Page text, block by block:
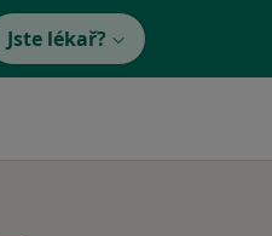
Jste lékař?